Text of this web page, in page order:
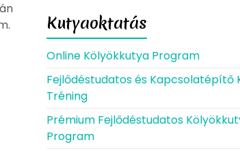
Kutyaoktatás
Online Kölyökkutya Program
Fejlődéstudatos és Kapcsolatépítő
Tréning
Prémium Fejlődéstudatos
Program